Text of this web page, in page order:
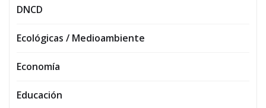
DNCD
Ecológicas / Medioambiente
Economía
Educación